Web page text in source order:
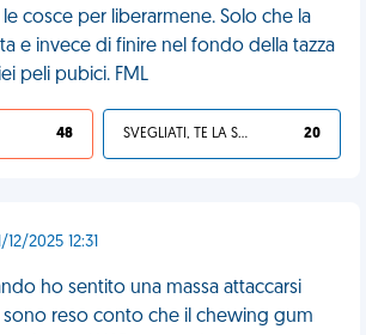
cosce per liberarmene. Solo che la
e invece di finire nel fondo della tazza
peli pubici. FML
48 SVEGLIATI, TE LA SEI CERCATA! 20
2025 12:31
ho sentito una massa attaccarsi
sono reso conto che il chewing gum